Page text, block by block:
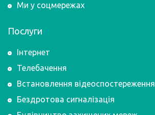
Ми у соцмережах
Послуги
Інтернет
Телебачення
Встановлення відеоспостереження
Бездротова сигналізація